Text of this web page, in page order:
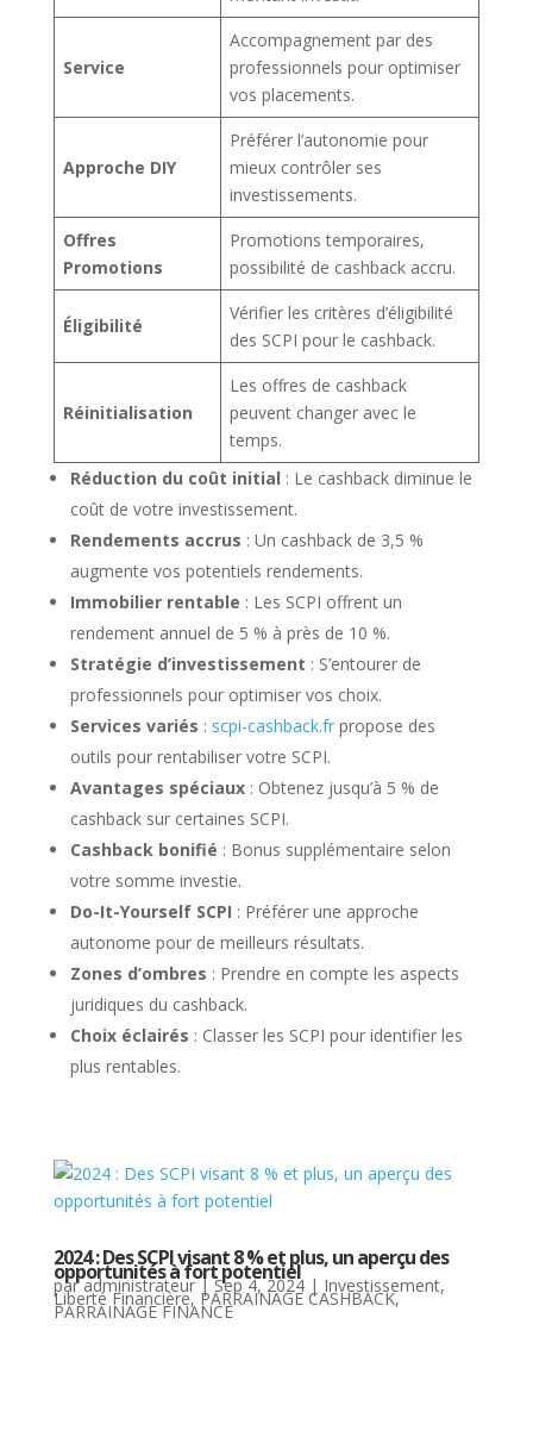
Service
Accompagnement par des
professionnels pour optimiser
vos placements.
Approche DIY
Préférer l’autonomie pour
mieux contrôler ses
investissements.
Offres
Promotions
Promotions temporaires,
possibilité de cashback accru.
Éligibilité
Vérifier les critères d’éligibilité
des SCPI pour le cashback.
Réinitialisation
Les offres de cashback
peuvent changer avec le
temps.
Réduction du coût initial : Le cashback diminue le
coût de votre investissement.
Rendements accrus : Un cashback de 3,5 %
augmente vos potentiels rendements.
Immobilier rentable : Les SCPI offrent un
rendement annuel de 5 % à près de 10 %.
Stratégie d’investissement : S’entourer de
professionnels pour optimiser vos choix.
Services variés : scpi-cashback.frpropose des
outils pour rentabiliser votre SCPI.
Avantages spéciaux: Obtenez jusqu’à 5 % de
cashback sur certaines SCPI.
Cashback bonifié : Bonus supplémentaire selon
votre somme investie.
Do-It-Yourself SCPI : Préférer une approche
autonome pour de meilleurs résultats.
Zones d’ombres : Prendre en compte les aspects
juridiques du cashback.
Choix éclairés : Classer les SCPI pour identifier les
plus rentables.
2024 : Des SCPI visant 8 % et plus, un aperçu des
opportunités à fort potentiel
paradministrateur|Sep 4, 2024| Investissement,
Liberté Financière, PARRAINAGE CASHBACK,
PARRAINAGE FINANCE